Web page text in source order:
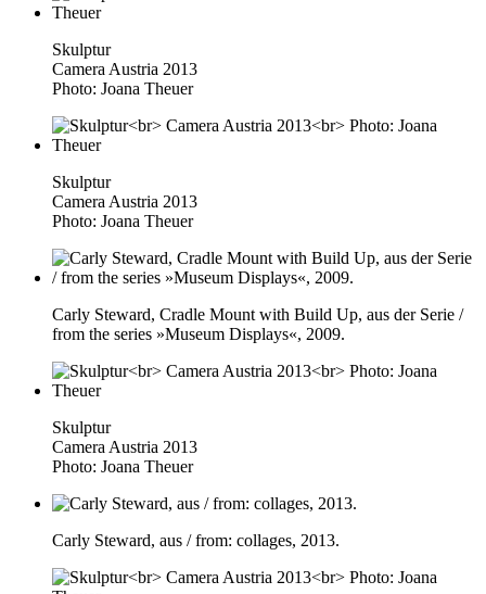
Skulptur
Camera Austria 2013
Photo: Joana Theuer
Skulptur
Camera Austria 2013
Photo: Joana Theuer
Carly Steward, Cradle Mount with Build Up, aus der Serie /
from the series »Museum Displays«, 2009.
Skulptur
Camera Austria 2013
Photo: Joana Theuer
Carly Steward, aus / from: collages, 2013.